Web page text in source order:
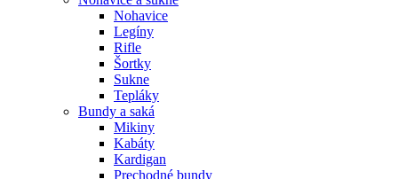
Nohavice
Legíny
Rifle
Šortky
Sukne
Tepláky
Bundy a saká
Mikiny
Kabáty
Kardigan
Prechodné bundy